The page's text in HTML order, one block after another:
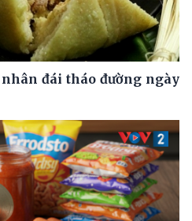
đái tháo đường ngày